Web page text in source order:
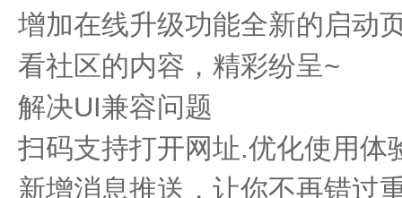
增加在线升级功能全新的启动
看社区的内容，精彩纷呈~
解决UI兼容问题
扫码支持打开网址.优化使用体
新增消息推送，让你不再错过